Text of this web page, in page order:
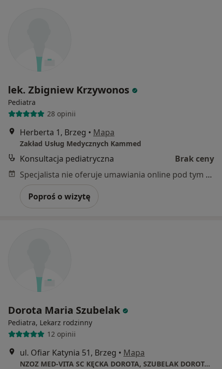
lek. Zbigniew Krzywonos
Pediatra
28 opinii
Herberta 1, Brzeg • Mapa
Zakład Usług Medycznych Kammed
Konsultacja pediatryczna
Brak ceny
Specjalista nie oferuje umawiania online pod tym adresem.
Poproś o wizytę
Dorota Maria Szubelak
Pediatra, Lekarz rodzinny
12 opinii
ul. Ofiar Katynia 51, Brzeg • Mapa
NZOZ MED-VITA SC KĘCKA DOROTA, SZUBELAK DOROTA, KĘCKA KATARZYNA